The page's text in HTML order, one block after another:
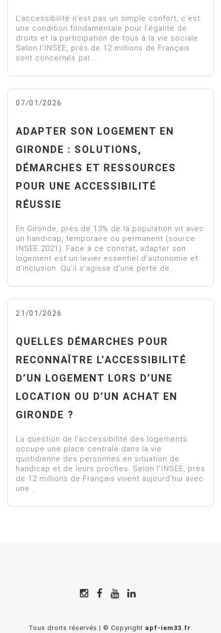
L’accessibilité n’est pas un simple confort, c’est
une condition fondamentale pour l’égalité de
droits et la participation de tous à la vie sociale.
Selon l’INSEE, près de 12 millions de Français
sont concernés par...
07/01/2026
ADAPTER SON LOGEMENT EN
GIRONDE : SOLUTIONS,
DÉMARCHES ET RESSOURCES
POUR UNE ACCESSIBILITÉ
RÉUSSIE
En Gironde, près de 13% de la population vit avec
un handicap, temporaire ou permanent (source :
INSEE 2021). Face à ce constat, adapter son
logement est un levier essentiel d’autonomie et
d’inclusion. Qu’il s’agisse d’une perte de...
21/01/2026
QUELLES DÉMARCHES POUR
RECONNAÎTRE L’ACCESSIBILITÉ
D’UN LOGEMENT LORS D’UNE
LOCATION OU D’UN ACHAT EN
GIRONDE ?
La question de l’accessibilité des logements
occupe une place centrale dans la vie
quotidienne des personnes en situation de
handicap et de leurs proches. Selon l’INSEE, près
de 12 millions de Français vivent aujourd’hui avec
une...
Tous droits réservés | © Copyright apf-iem33.fr